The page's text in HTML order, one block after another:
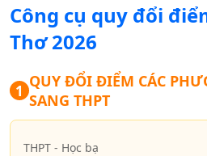
Công cụ quy đổi
Thơ 2026
1 QUY ĐỔI ĐIỂM CÁC
SANG THPT
THPT - Học bạ